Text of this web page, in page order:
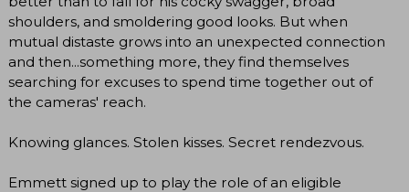
shoulders, and smoldering good looks. But when
mutual distaste grows into an unexpected connection
and then...something more, they find themselves
searching for excuses to spend time together out of
the cameras' reach.
Knowing glances. Stolen kisses. Secret rendezvous.
Emmett signed up to play the role of an eligible